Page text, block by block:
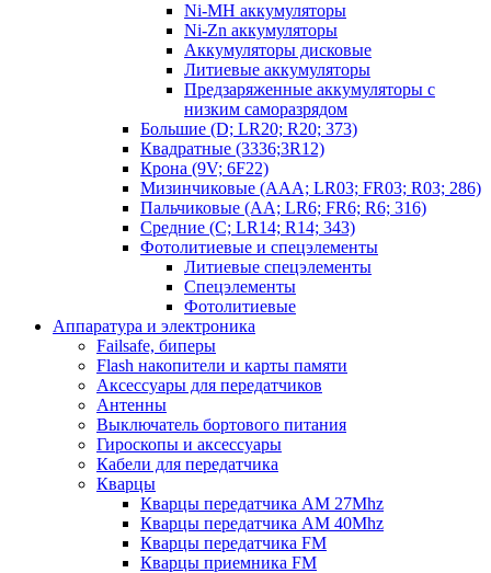
Ni-MH аккумуляторы
Ni-Zn аккумуляторы
Аккумуляторы дисковые
Литиевые аккумуляторы
Предзаряженные аккумуляторы с
низким саморазрядом
Большие (D; LR20; R20; 373)
Квадратные (3336;3R12)
Крона (9V; 6F22)
Мизинчиковые (AAA; LR03; FR03; R03; 286)
Пальчиковые (AA; LR6; FR6; R6; 316)
Средние (C; LR14; R14; 343)
Фотолитиевые и спецэлементы
Литиевые спецэлементы
Спецэлементы
Фотолитиевые
Аппаратура и электроника
Failsafe, биперы
Flash накопители и карты памяти
Аксессуары для передатчиков
Антенны
Выключатель бортового питания
Гироскопы и аксессуары
Кабели для передатчика
Кварцы
Кварцы передатчика AM 27Mhz
Кварцы передатчика AM 40Mhz
Кварцы передатчика FM
Кварцы приемника FM